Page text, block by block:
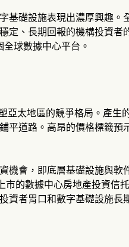
基礎設施表現出濃厚興趣。
定、長期回報的機構投資者
球數據中心平台。
太地區的競爭格局。產生
平道路。高昂的價格標籤預
機會，即底層基礎設施與軟
的數據中心房地產投資信
資者胃口和數字基礎設施長